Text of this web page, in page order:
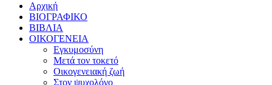
Αρχική
ΒΙΟΓΡΑΦΙΚΟ
ΒΙΒΛΙΑ
ΟΙΚΟΓΕΝΕΙΑ
Εγκυμοσύνη
Μετά τον τοκετό
Οικογενειακή ζωή
Στον ψυχολόγο